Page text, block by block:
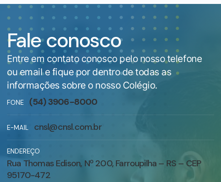
Fale conosco
Entre em contato conosco pelo nosso telefone
ou email e fique por dentro de todas as
informações sobre o nosso Colégio.
FONE (54) 3906-8000
E-MAIL cnsl@cnsl.com.br
ENDEREÇO
Rua Thomas Edison, Nº 200, Farroupilha – RS – CEP
95170-472